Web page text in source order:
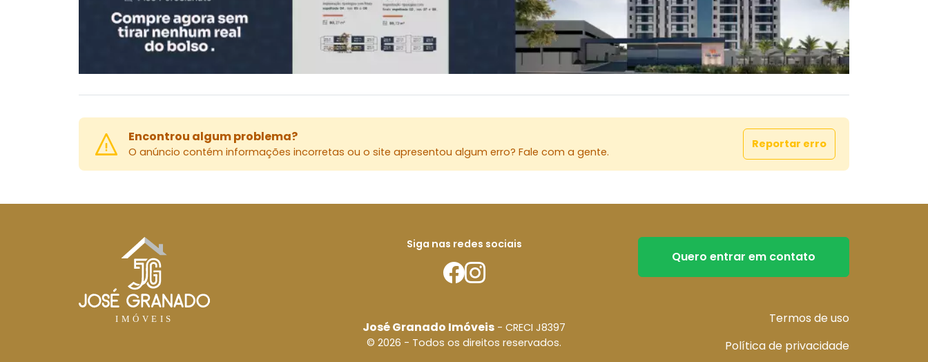
Encontrou algum problema?
O anúncio contém informações incorretas ou o site apresentou algum erro? Fale com a gente.
Reportar erro
Siga nas redes sociais
José Granado Imóveis - CRECI J8397
© 2026 - Todos os direitos reservados.
Quero entrar em contato
Termos de uso
Política de privacidade